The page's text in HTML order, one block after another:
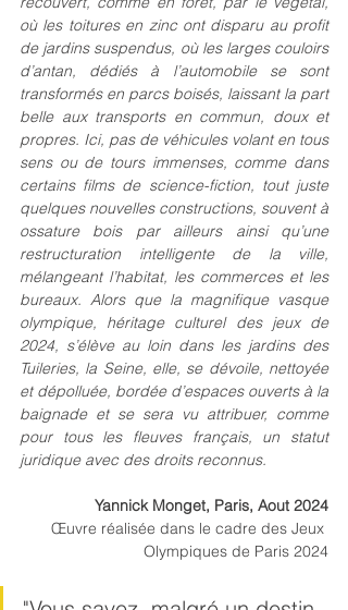
où les toitures en zinc ont disparu au profit
de jardins suspendus, où les larges couloirs
d’antan, dédiés à l’automobile se sont
transformés en parcs boisés, laissant la part
belle aux transports en commun, doux et
propres. Ici, pas de véhicules volant en tous
sens ou de tours immenses, comme dans
certains films de science-fiction, tout juste
quelques nouvelles constructions, souvent à
ossature bois par ailleurs ainsi qu’une
restructuration intelligente de la ville,
mélangeant l’habitat, les commerces et les
bureaux. Alors que la magnifique vasque
olympique, héritage culturel des jeux de
2024, s’élève au loin dans les jardins des
Tuileries, la Seine, elle, se dévoile, nettoyée
et dépolluée, bordée d’espaces ouverts à la
baignade et se sera vu attribuer, comme
pour tous les fleuves français, un statut
juridique avec des droits reconnus.
Yannick Monget, Paris, Aout 2024
Œuvre réalisée dans le cadre des Jeux
Olympiques de Paris 2024